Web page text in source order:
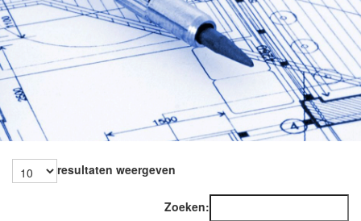
resultaten weergeven
Zoeken: